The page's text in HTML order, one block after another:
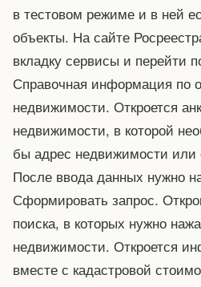
в тестовом режиме и в ней
объекты. На сайте
вкладку сервисы и перейти
Справочная информация по
недвижимости. Откроется
недвижимости, в которой
бы адрес недвижимости или
После ввода данных нужно
Сформировать запрос.
поиска, в которых нужно
недвижимости. Откроется
вместе с кадастровой